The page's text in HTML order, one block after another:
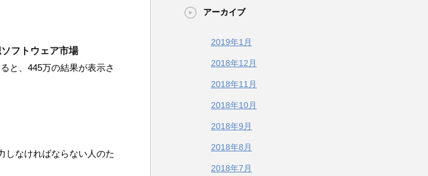
フトウェア市場
と、445万の結果が表示さ
しなければならない人のた
アーカイブ
2019年1月
2018年12月
2018年11月
2018年10月
2018年9月
2018年8月
2018年7月